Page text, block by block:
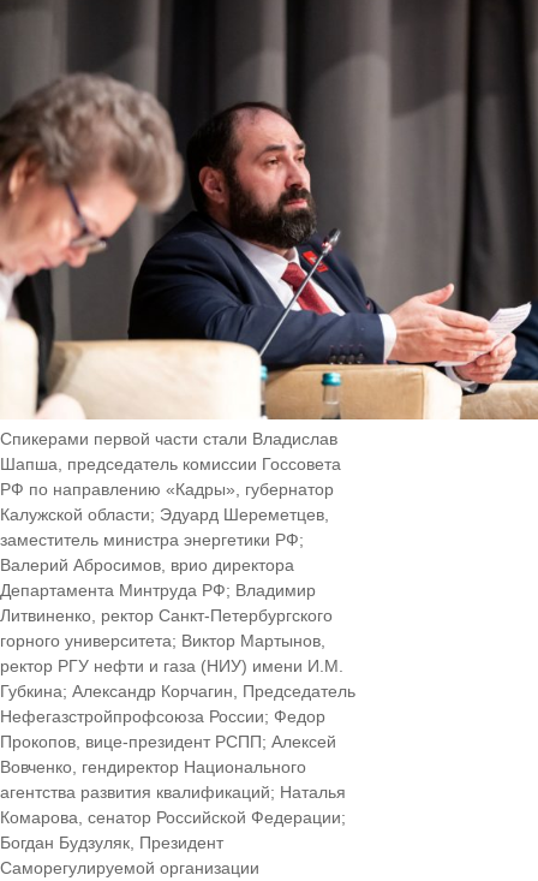
Спикерами первой части стали Владислав
Шапша, председатель комиссии Госсовета
РФ по направлению «Кадры», губернатор
Калужской области; Эдуард Шереметцев,
заместитель министра энергетики РФ;
Валерий Абросимов, врио директора
Департамента Минтруда РФ; Владимир
Литвиненко, ректор Санкт-Петербургского
горного университета; Виктор Мартынов,
ректор РГУ нефти и газа (НИУ) имени И.М.
Губкина; Александр Корчагин, Председатель
Нефегазстройпрофсоюза России; Федор
Прокопов, вице-президент РСПП; Алексей
Вовченко, гендиректор Национального
агентства развития квалификаций; Наталья
Комарова, сенатор Российской Федерации;
Богдан Будзуляк, Президент
Саморегулируемой организации